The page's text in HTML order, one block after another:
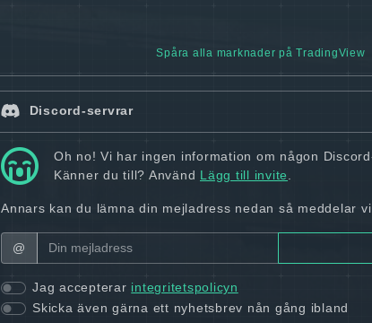
Spåra alla marknader på TradingView
Discord-servrar
Oh no! Vi har ingen information om någon
Känner du till? Använd Lägg till invite
Annars kan du lämna din mejladress nedan så meddelar
@
Jag accepterar integritetspolicyn
Skicka även gärna ett nyhetsbrev nån gång ibland